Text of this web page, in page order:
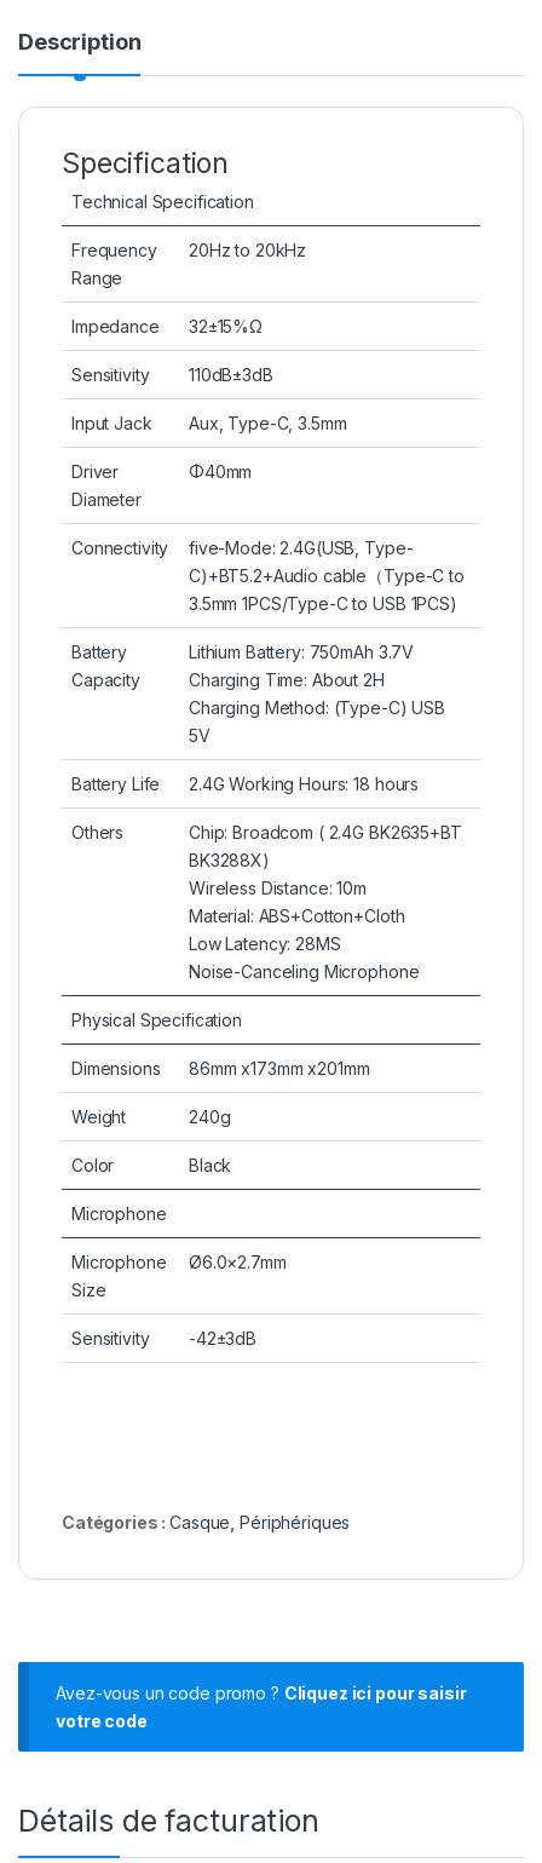
Description
Specification
Technical Specification
Frequency
Range
20Hz to 20kHz
Impedance 32±15%Ω
Sensitivity 110dB±3dB
Input Jack Aux, Type-C, 3.5mm
Driver
Diameter
Φ40mm
Connectivity
five-Mode: 2.4G(USB, Type-
C)+BT5.2+Audio cable（Type-C to
3.5mm 1PCS/Type-C to USB 1PCS)
Battery
Capacity
Lithium Battery: 750mAh 3.7V
Charging Time: About 2H
Charging Method: (Type-C) USB
5V
Battery Life 2.4G Working Hours: 18 hours
Others
Chip: Broadcom ( 2.4G BK2635+BT
BK3288X)
Wireless Distance: 10m
Material: ABS+Cotton+Cloth
Low Latency: 28MS
Noise-Canceling Microphone
Physical Specification
Dimensions 86mm x173mm x201mm
Weight 240g
Color Black
Microphone
Microphone
Size
Ø6.0×2.7mm
Sensitivity -42±3dB
Catégories :Casque ,Périphériques
Avez-vous un code promo ? Cliquez ici pour saisir
votre code
Détails de facturation